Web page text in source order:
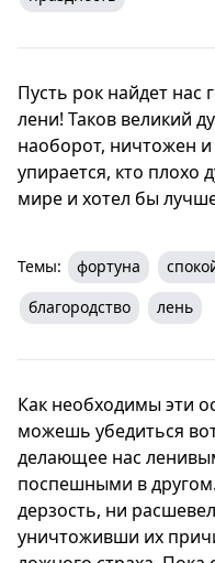
Пусть рок найдет
лени! Таков великий
наоборот, ничтожен и
упирается, кто плохо
мире и хотел бы
Темы: фортуна
благородство
лень
Как необходимы эти
можешь убедиться
делающее нас
поспешными в
дерзость, ни
уничтоживши их